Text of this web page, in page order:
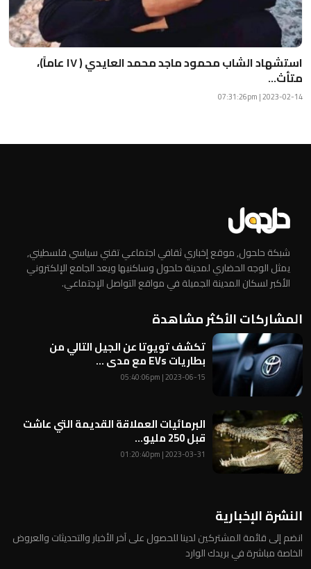
استشهاد الشاب محمود ماجد محمد العايدي ( ١٧ عاماً)،
متأث...
2023-02-14 | 07:31:26pm
شبكة حلحول, موقع إخباري ثقافي اجتماعي تقني سياسي فلسطيني,
يمثل الوجه الحضاري لمدينة حلحول وساكنيها ويعد الجامع الإلكتروني
الأكبر لسكان المدينة الجميلة في مواقع التواصل الإجتماعي.
المشاركات الأكثر مشاهدة
تكشف تويوتا عن الجيل التالي من
بطاريات EVs مع مدى ...
2023-06-15 | 05:40:06pm
البرمائيات العملاقة القديمة التي عاشت
قبل 250 مليو...
2023-03-31 | 01:20:40pm
النشرة الإخبارية
انضم إلى قائمة المشتركين لدينا للحصول على آخر الأخبار والتحديثات والعروض
الخاصة مباشرة في بريدك الوارد